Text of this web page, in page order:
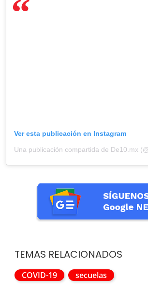
Ver esta publicación en Instagram
Una publicación compartida de De10.mx
TEMAS RELACIONADOS
COVID-19 secuelas